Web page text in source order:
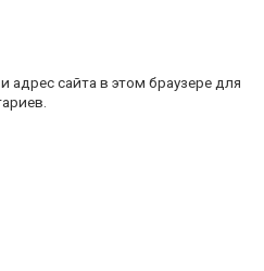
адрес сайта в этом браузере для